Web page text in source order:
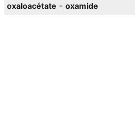
oxaloacétate - oxamide